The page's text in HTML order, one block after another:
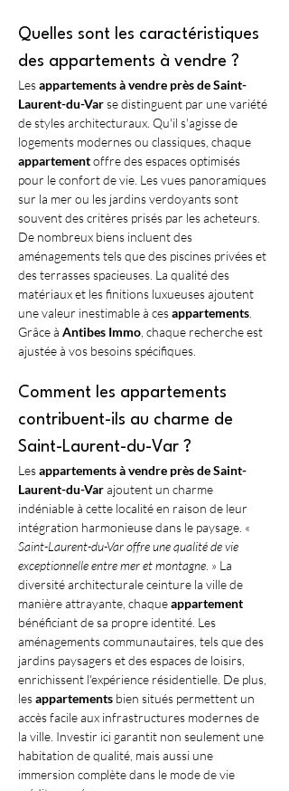
Quelles sont les caractéristiques
des appartements à vendre ?
Les appartements à vendre près de Saint-
Laurent-du-Var se distinguent par une variété
de styles architecturaux. Qu'il s'agisse de
logements modernes ou classiques, chaque
appartement offre des espaces optimisés
pour le confort de vie. Les vues panoramiques
sur la mer ou les jardins verdoyants sont
souvent des critères prisés par les acheteurs.
De nombreux biens incluent des
aménagements tels que des piscines privées et
des terrasses spacieuses. La qualité des
matériaux et les finitions luxueuses ajoutent
une valeur inestimable à ces appartements
Grâce à Antibes Immo , chaque recherche est
ajustée à vos besoins spécifiques.
Comment les appartements
contribuent-ils au charme de
Saint-Laurent-du-Var ?
Les appartements à vendre près de Saint-
Laurent-du-Var ajoutent un charme
indéniable à cette localité en raison de leur
intégration harmonieuse dans le paysage. «
Saint-Laurent-du-Var offre une qualité de vie
exceptionnelle entre mer et montagne . » La
diversité architecturale ceinture la ville de
manière attrayante, chaque appartement
bénéficiant de sa propre identité. Les
aménagements communautaires, tels que des
jardins paysagers et des espaces de loisirs,
enrichissent l'expérience résidentielle. De plus,
les appartements bien situés permettent un
accès facile aux infrastructures modernes de
la ville. Investir ici garantit non seulement une
habitation de qualité, mais aussi une
immersion complète dans le mode de vie